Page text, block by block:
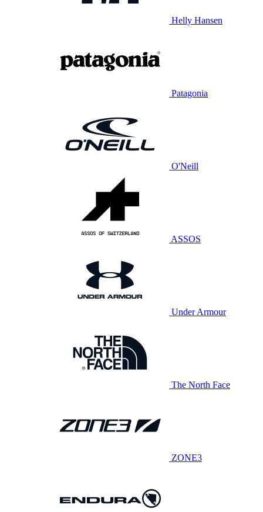
Helly Hansen
Patagonia
O'Neill
ASSOS
Under Armour
The North Face
ZONE3